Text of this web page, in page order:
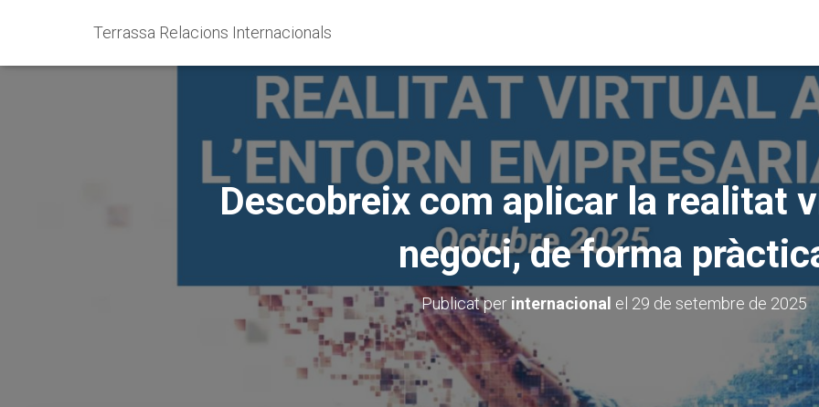
Terrassa Relacions Internacionals
Descobreix com aplicar la realitat
negoci, de forma
Publicat per internacional el 29 de setembre de 2025